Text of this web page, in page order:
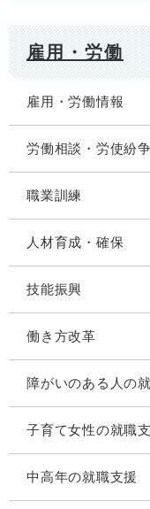
雇用・労働
雇用・労働情報
労働相談・労使紛
職業訓練
人材育成・確保
技能振興
働き方改革
障がいのある人の
子育て女性の就職
中高年の就職支援